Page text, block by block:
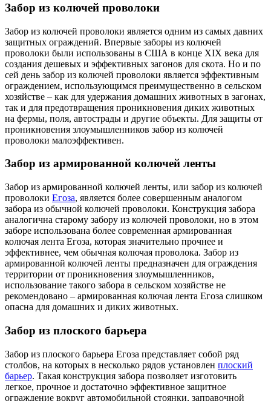
Забор из колючей проволоки
Забор из колючей проволоки является одним из самых давних
защитных ограждений. Впервые заборы из колючей
проволоки были использованы в США в конце XIX века для
создания дешевых и эффективных загонов для скота. Но и по
сей день забор из колючей проволоки является эффективным
ограждением, использующимся преимущественно в сельском
хозяйстве – как для удержания домашних животных в загонах,
так и для предотвращения проникновения диких животных
на фермы, поля, автострады и другие объекты. Для защиты от
проникновения злоумышленников забор из колючей
проволоки малоэффективен.
Забор из армированной колючей ленты
Забор из армированной колючей ленты, или забор из колючей
проволоки Егоза, является более совершенным аналогом
забора из обычной колючей проволоки. Конструкция забора
аналогична старому забору из колючей проволоки, но в этом
заборе использована более современная армированная
колючая лента Егоза, которая значительно прочнее и
эффективнее, чем обычная колючая проволока. Забор из
армированной колючей ленты предназначен для ограждения
территории от проникновения злоумышленников,
использование такого забора в сельском хозяйстве не
рекомендовано – армированная колючая лента Егоза слишком
опасна для домашних и диких животных.
Забор из плоского барьера
Забор из плоского барьера Егоза представляет собой ряд
столбов, на которых в несколько рядов установлен плоский
барьер. Такая конструкция забора позволяет изготовить
легкое, прочное и достаточно эффективное защитное
ограждение вокруг автомобильной стоянки, заправочной